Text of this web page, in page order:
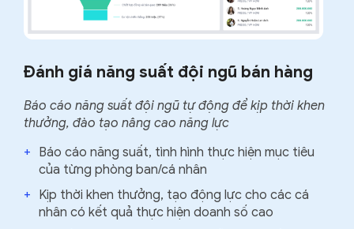
Đánh giá năng suất đội ngũ bán hàng
Báo cáo năng suất đội ngũ tự động để kịp thời khen
thưởng, đào tạo nâng cao năng lực
+ Báo cáo năng suất, tình hình thực hiện mục tiêu
của từng phòng ban/cá nhân
+ Kịp thời khen thưởng, tạo động lực cho các cá
nhân có kết quả thực hiện doanh số cao